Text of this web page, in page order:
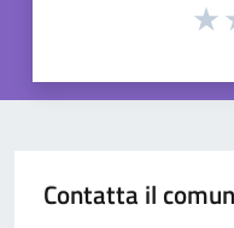
Contatta il